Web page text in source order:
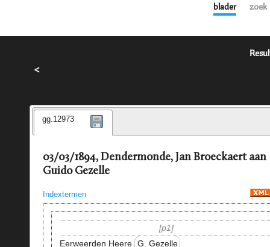
blader zoek
<
gg.12973
03/03/1894, Dendermonde, Jan Broeckaert aan
Guido Gezelle
Indextermen
p1
Eerweerden Heere G. Gezelle